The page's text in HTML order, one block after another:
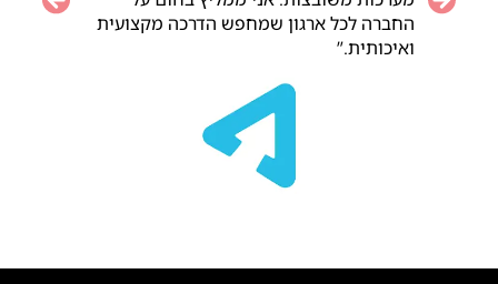
החברה לכל ארגון שמחפש הדרכה מקצועית
ואיכותית.”
Previous Next